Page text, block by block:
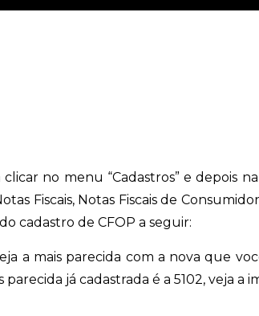
no menu “Cadastros” e depois
Fiscais, Notas Fiscais de
cadastro de CFOP a seguir:
a mais parecida com a nova que
já cadastrada é a 5102, veja a